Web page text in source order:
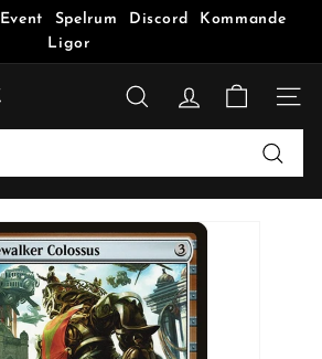
Event Spelrum Discord
Kommande
Ligor
SÖK
Sök